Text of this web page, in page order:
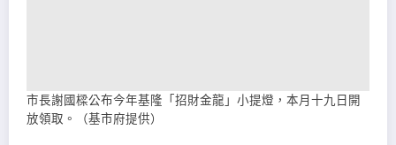
市長謝國樑公布今年基隆「招財金龍」小提燈，本月十九日開
放領取。（基市府提供）